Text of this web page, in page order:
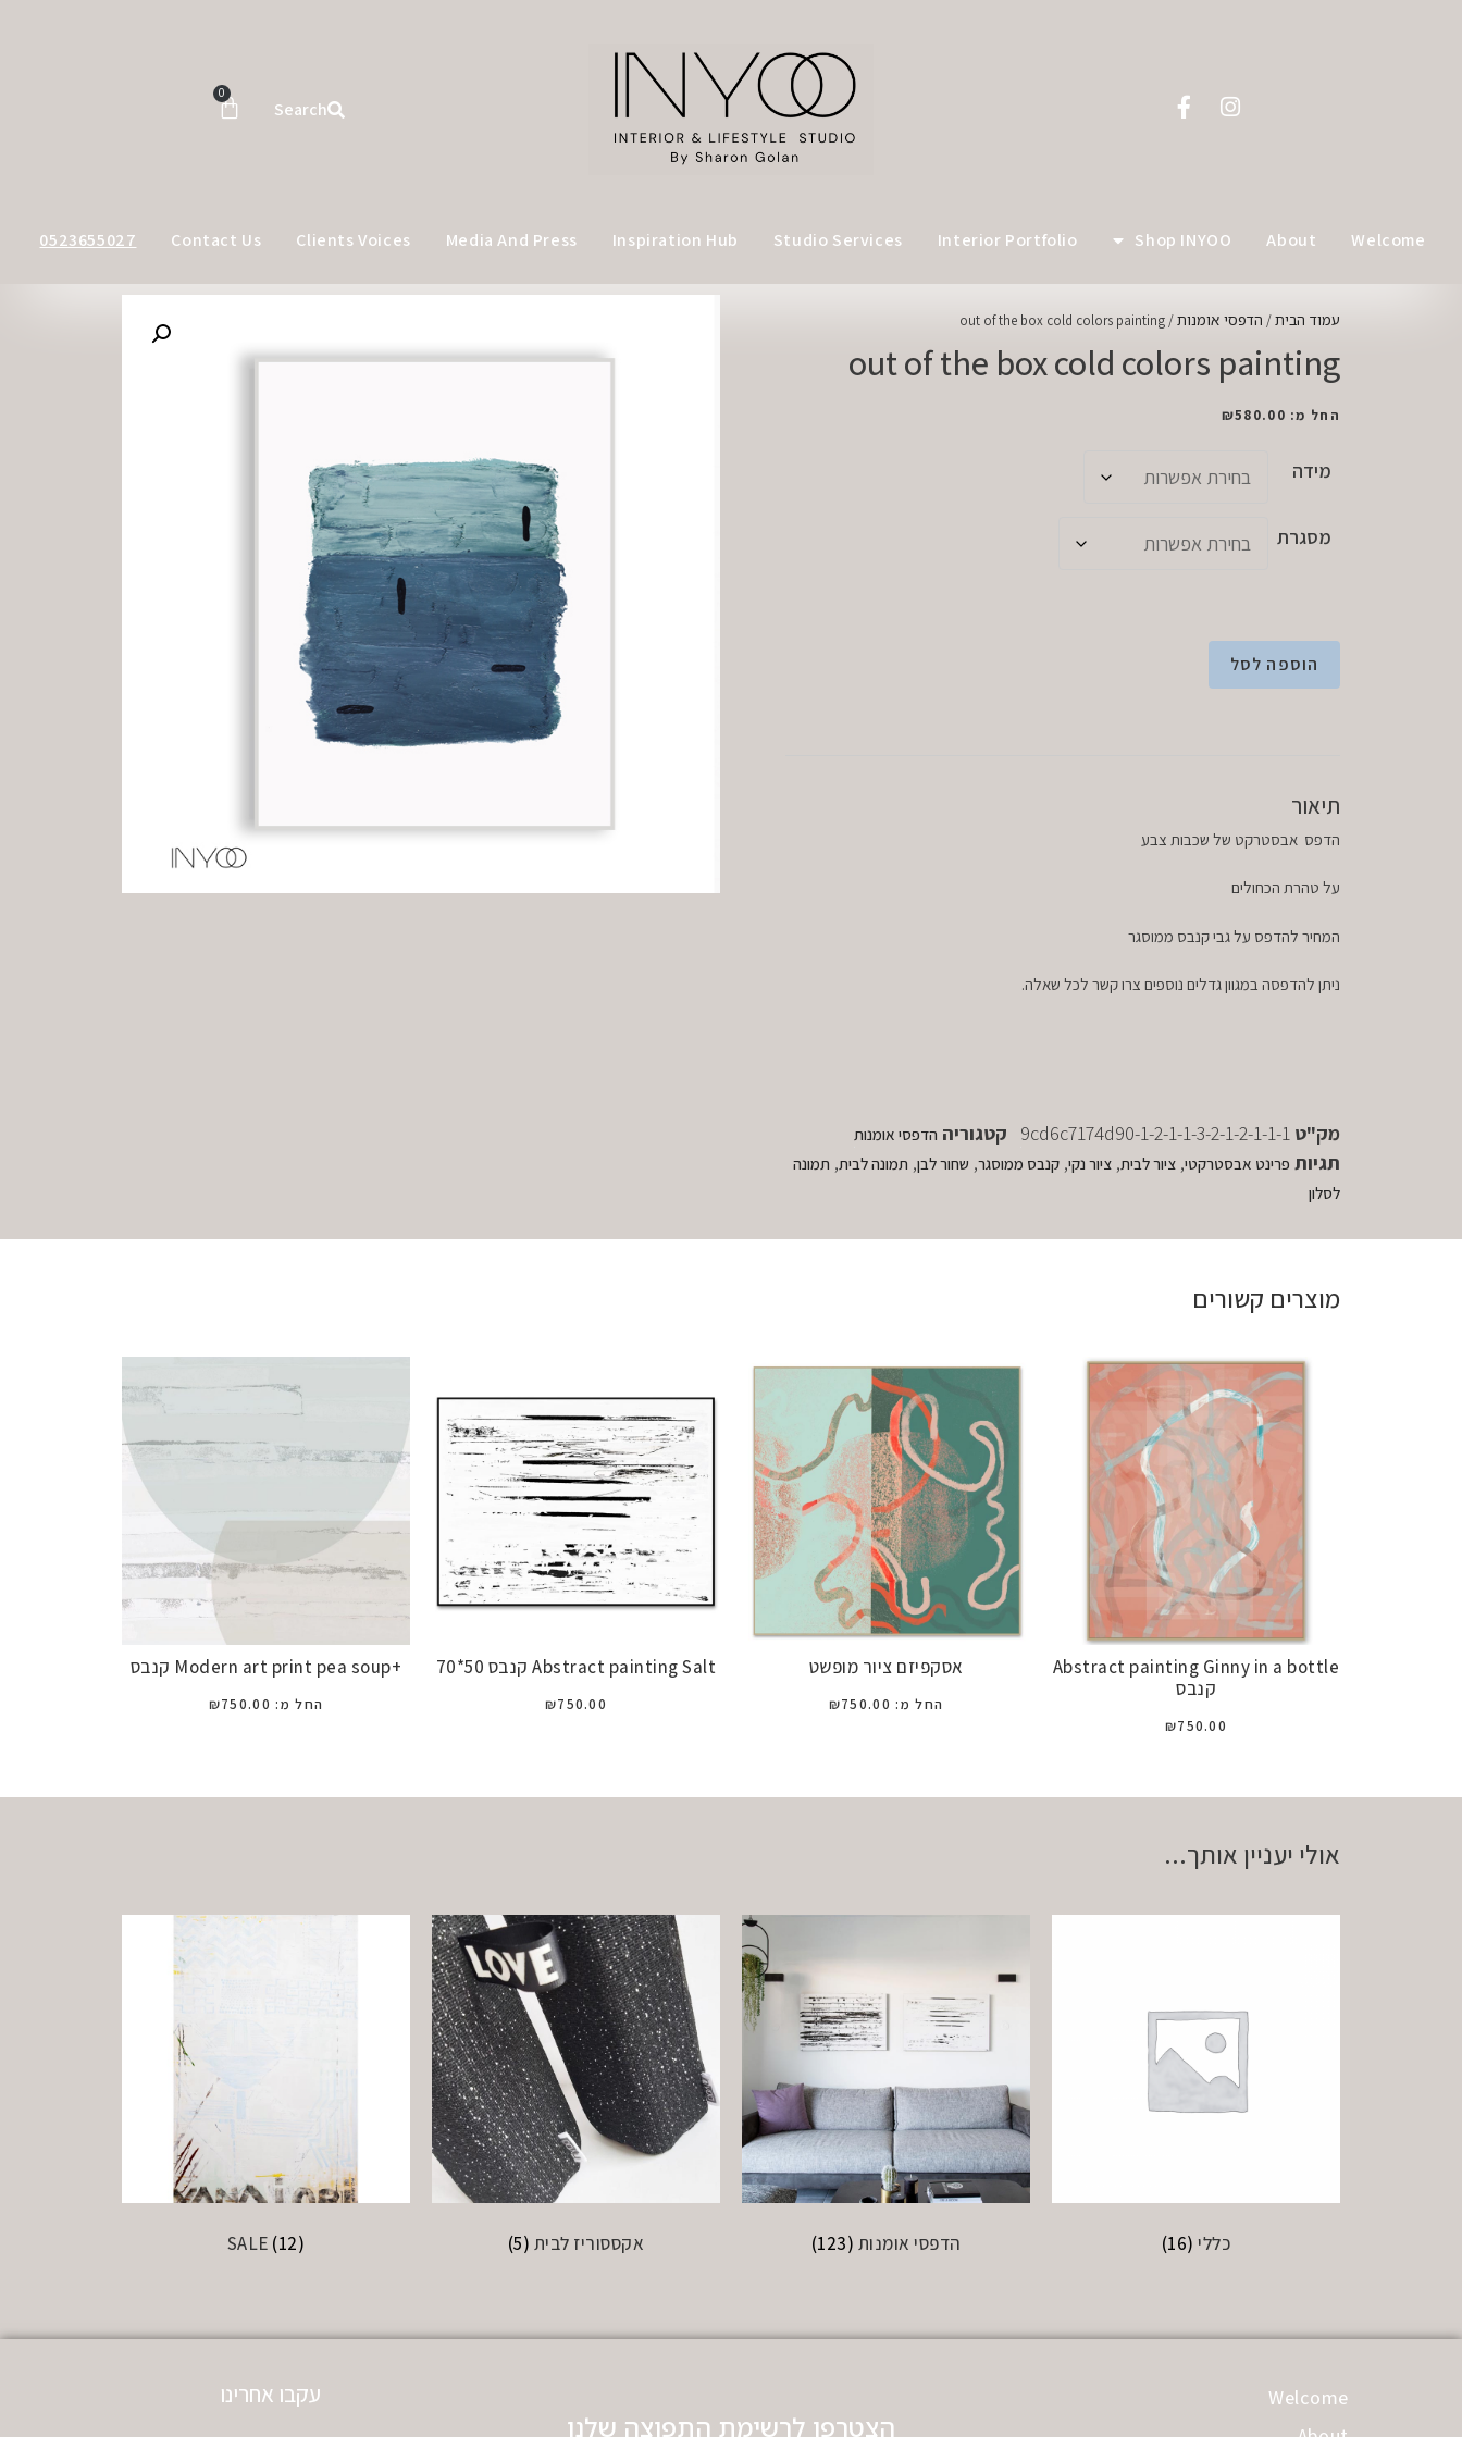
Search
0
Welcome
About
Shop INYOO
Interior Portfolio
Studio Services
Inspiration Hub
Media And Press
Clients Voices
Contact Us
0523655027
עמוד הבית/ הדפסי אומנות/ out of the box cold colors painting
out of the box cold colors painting
החל מ: ₪580.00
מידה
מסגרת
הוספה לסל
תיאור
הדפס אבסטרקט של שכבות צבע
על טהרת הכחולים
המחיר להדפס על גבי קנבס ממוסגר
ניתן להדפסה במגוון גדלים נוספים צרו קשר לכל שאלה.
מק"ט 9cd6c7174d90-1-2-1-1-3-2-1-2-1-1-1 קטגוריה הדפסי אומנות
תגיות פרינט אבסטרקטי, ציור לבית, ציור נקי, קנבס ממוסגר, שחור לבן, תמונה לבית, תמונה
לסלון
מוצרים קשורים
Abstract painting Ginny in a bottle
קנבס
₪750.00
אסקפיזם ציור מופשט
החל מ: ₪750.00
Abstract painting Salt קנבס 50*70
₪750.00
+Modern art print pea soup קנבס
החל מ: ₪750.00
אולי יעניין אותך...
כללי (16) הדפסי אומנות (123) אקססוריז לבית (5)
SALE (12)
Welcome
הצטרפו לרשימת התפוצה שלנו
עקבו אחרינו